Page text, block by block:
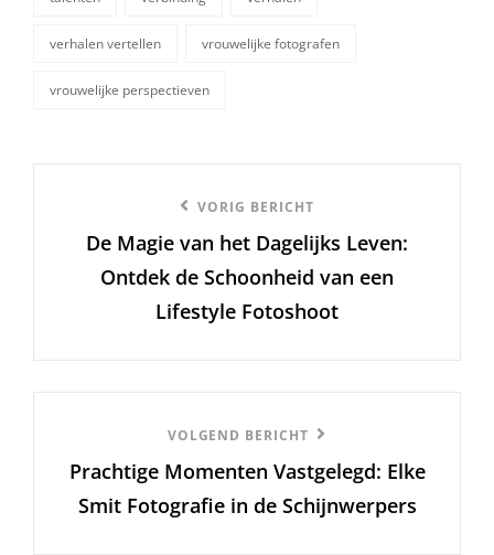
verhalen vertellen vrouwelijke fotografen
vrouwelijke perspectieven
bericht
VORIG BERICHT
De Magie van het Dagelijks Leven:
Ontdek de Schoonheid van een
Lifestyle Fotoshoot
Bericht
VOLGEND BERICHT
Prachtige Momenten Vastgelegd: Elke
Smit Fotografie in de Schijnwerpers